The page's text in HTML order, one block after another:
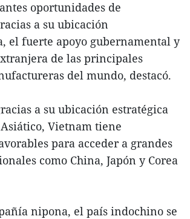
oportunidades de
a su ubicación
el fuerte apoyo gubernamental y
de las principales
del mundo, destacó.
a su ubicación estratégica
Vietnam tiene
para acceder a grandes
como China, Japón y Corea
nipona, el país indochino se